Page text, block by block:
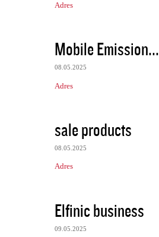
Adres
Mobile Emission...
08.05.2025
Adres
sale products
08.05.2025
Adres
Elfinic business
09.05.2025